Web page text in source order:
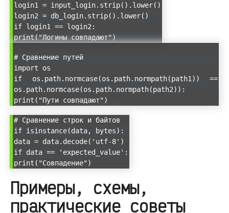
login1 = input_login.strip().lower()
login2 = db_login.strip().lower()
if login1 == login2:
print("Логины совпадают")
# Сравнение путей
import os
if os.path.normcase(os.path.normpath(path1)) ==
os.path.normcase(os.path.normpath(path2)):
print("Пути совпадают")
# Сравнение строк и байтов
if isinstance(data, bytes):
data = data.decode('utf-8')
if data == 'expected_value':
print("Совпадение")
Примеры, схемы,
практические советы